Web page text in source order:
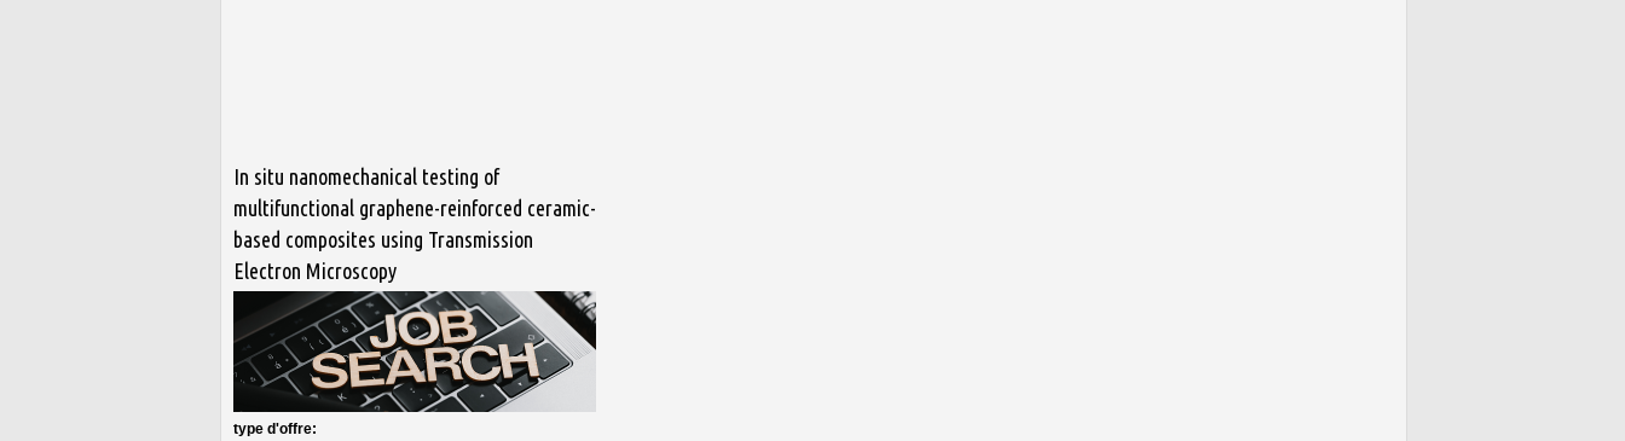
In situ nanomechanical testing of
multifunctional graphene-reinforced ceramic-
based composites using Transmission
Electron Microscopy
type d'offre: